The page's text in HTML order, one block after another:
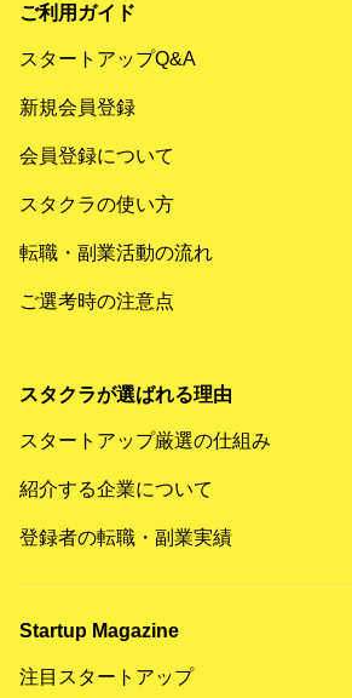
ご利用ガイド
スタートアップQ&A
新規会員登録
会員登録について
スタクラの使い方
転職・副業活動の流れ
ご選考時の注意点
スタクラが選ばれる理由
スタートアップ厳選の仕組み
紹介する企業について
登録者の転職・副業実績
Startup Magazine
注目スタートアップ